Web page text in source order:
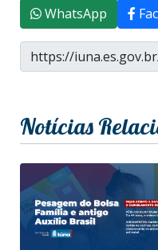
WhatsApp
Notícias